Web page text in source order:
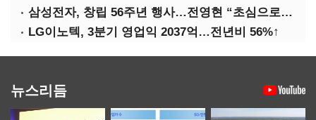
삼성전자, 창립 56주년 행사…전영현 “초심으로 경쟁력 회복해야”
LG이노텍, 3분기 영업익 2037억…전년비 56%↑
뉴스리듬